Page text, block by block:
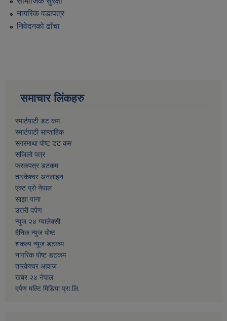
नागरिक वडापत्र
निवेदनको ढाँचा
समाचार लिंकहरु
स्मार्टपाटी डट कम
स्मार्टपाटी साप्ताहिक
सगरमाथा पोष्ट डट कम
सजिलो पत्र
फरकपत्र डटकम
तारकेश्वर अनलाइन
एक्ट प्रो नेपाल
साझा पाना
उत्तरी दर्पण
न्युज २४ ग्यालेक्सी
दैनिक न्युज पोष्ट
शंकल्प न्यूज डटकम
नागरिक पोष्ट डटकम
तारकेश्वर आवाज
खबर २४ नेपाल
दर्पण मल्टि मिडिया प्रा.लि.